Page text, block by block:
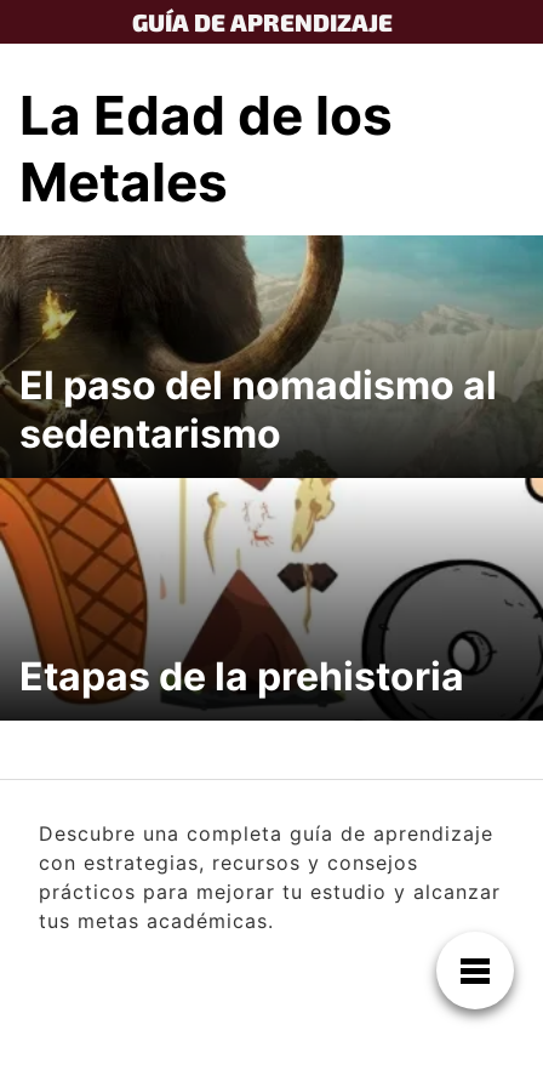
to
GUÍA DE APRENDIZAJE
La Edad de los
Metales
El paso del nomadismo al
sedentarismo
Etapas de la prehistoria
Descubre una completa guía de aprendizaje
con estrategias, recursos y consejos
prácticos para mejorar tu estudio y alcanzar
tus metas académicas.